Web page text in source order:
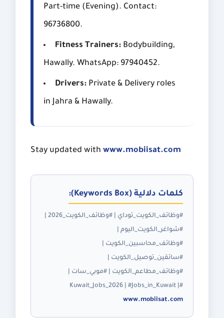
Part-time (Evening). Contact:
96736800.
Fitness Trainers: Bodybuilding,
Hawally. WhatsApp: 97940452.
Drivers: Private & Delivery roles
in Jahra & Hawally.
Stay updated with www.mobiisat.com
كلمات دلالية (Keywords Box):
#شواغر_الكويت_اليوم |
#وظائف_محاسبين_الكويت |
#سائقين_توصيل_الكويت |
#وظائف_مطاعم_الكويت | #موبي_سات |
#Kuwait_Jobs_2026 | #Jobs_in_Kuwait |
www.mobiisat.com